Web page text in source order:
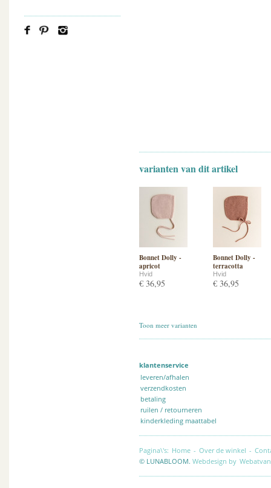
varianten van dit artikel
Bonnet Dolly -
apricot
Hvid
€ 36,95
Bonnet Dolly -
terracotta
Hvid
€ 36,95
Toon meer varianten
klantenservice
leveren/afhalen
verzendkosten
betaling
ruilen / retourneren
kinderkleding maattabel
Pagina\'s: Home - Over de winkel -
© LUNABLOOM. Webdesign by